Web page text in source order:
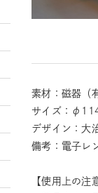
素材：磁器（
サイズ：
デザイン：大
備考：電子
【使用上の注